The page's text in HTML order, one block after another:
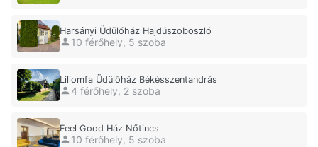
Harsányi Üdülőház Hajdúszoboszló
10 férőhely, 5 szoba
Liliomfa Üdülőház Békésszentandrás
4 férőhely, 2 szoba
Feel Good Ház Nőtincs
10 férőhely, 5 szoba